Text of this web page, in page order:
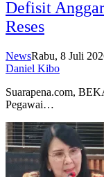
Defisit
Reses
NewsRabu, 8 Juli
Daniel Kibo
Suarapena.com,
Pegawai…